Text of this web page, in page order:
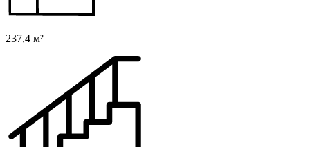
237,4 м²